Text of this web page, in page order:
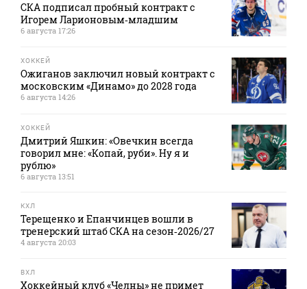
СКА подписал пробный контракт с
Игорем Ларионовым‑младшим
6 августа 17:26
ХОККЕЙ
Ожиганов заключил новый контракт с
московским «Динамо» до 2028 года
6 августа 14:26
ХОККЕЙ
Дмитрий Яшкин: «Овечкин всегда
говорил мне: «Копай, руби». Ну я и
рублю»
6 августа 13:51
КХЛ
Терещенко и Епанчинцев вошли в
тренерский штаб СКА на сезон‑2026/27
4 августа 20:03
ВХЛ
Хоккейный клуб «Челны» не примет